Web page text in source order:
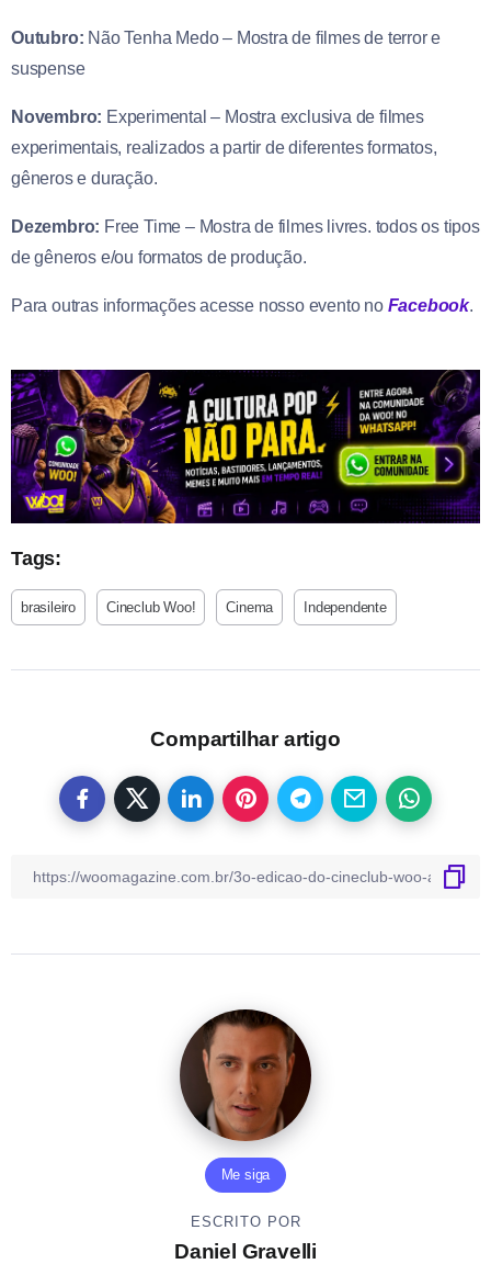
Outubro: Não Tenha Medo – Mostra de filmes de terror e
suspense
Novembro: Experimental – Mostra exclusiva de filmes
experimentais, realizados a partir de diferentes formatos,
gêneros e duração.
Dezembro: Free Time – Mostra de filmes livres. todos os tipos
de gêneros e/ou formatos de produção.
Para outras informações acesse nosso evento no Facebook.
Tags:
brasileiro Cineclub Woo! Cinema Independente
Compartilhar artigo
Me siga
ESCRITO POR
Daniel Gravelli